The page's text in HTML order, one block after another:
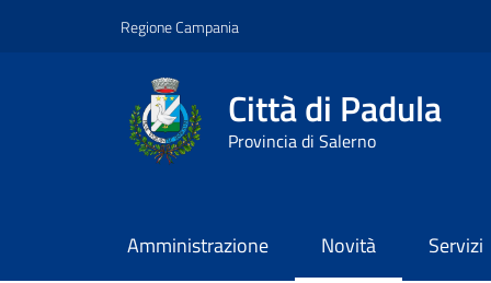
Regione Campania
Città di Padula
Provincia di Salerno
Amministrazione Novità Servizi